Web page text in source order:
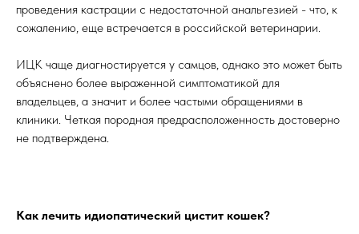
проведения кастрации с недостаточной анальгезией - что, к
сожалению, еще встречается в российской ветеринарии.
ИЦК чаще диагностируется у самцов, однако это может быть
объяснено более выраженной симптоматикой для
владельцев, а значит и более частыми обращениями в
клиники. Четкая породная предрасположенность достоверно
не подтверждена.
Как лечить идиопатический цистит кошек?